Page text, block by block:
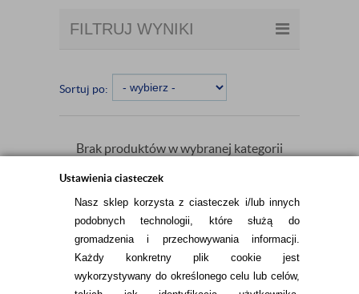
Ustawienia ciasteczek
Nasz sklep korzysta z ciasteczek i/lub innych
podobnych technologii, które służą do
gromadzenia i przechowywania informacji.
Każdy konkretny plik cookie jest
wykorzystywany do określonego celu lub celów,
FILTRUJ WYNIKI
Sortuj po:
Brak produktów w wybranej kategorii